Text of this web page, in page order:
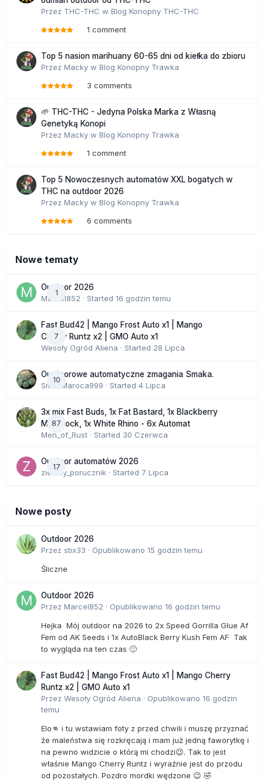
Przez THC-THC w Blog Konopny THC-THC
1 comment
Top 5 nasion marihuany 60-65 dni od kiełka do zbioru
Przez Macky w Blog Konopny Trawka
3 comments
🌱 THC-THC - Jedyna Polska Marka z Własną
Genetyką Konopi
Przez Macky w Blog Konopny Trawka
1 comment
Top 5 Nowoczesnych automatów XXL bogatych w
THC na outdoor 2026
Przez Macky w Blog Konopny Trawka
6 comments
Nowe tematy
1
Outdoor 2026
Marcel852 · Started 16 godzin temu
7
Fast Bud42 | Mango Frost Auto x1 | Mango
Cherry Runtz x2 | GMO Auto x1
Wesoły Ogród Aliena · Started 28 Lipca
10
Outdoorowe automatyczne zmagania Smaka.
SmakMaroca999 · Started 4 Lipca
87
3x mix Fast Buds, 1x Fat Bastard, 1x Blackberry
Moonrock, 1x White Rhino - 6x Automat
Men_of_Rust · Started 30 Czerwca
17
Outdoor automatów 2026
zielony_porucznik · Started 7 Lipca
Nowe posty
Outdoor 2026
Przez stix33 · Opublikowano 15 godzin temu
Śliczne
Outdoor 2026
Przez Marcel852 · Opublikowano 16 godzin temu
Hejka Mój outdoor na 2026 to 2x Speed Gorrilla Glue Af
Fem od AK Seeds i 1x AutoBlack Berry Kush Fem AF Tak
to wygląda na ten czas 🙂
Fast Bud42 | Mango Frost Auto x1 | Mango Cherry
Runtz x2 | GMO Auto x1
Przez Wesoły Ogród Aliena · Opublikowano 16 godzin
temu
Elo👊 i tu wstawiam foty z przed chwili i muszę przyznać
że maleństwa się rozkręcają i mam już jedną faworytkę i
na pewno widzicie o którą mi chodzi😉. Tak to jest
właśnie Mango Cherry Runtz i wyraźnie jest do przodu
od pozostałych. Pozdro mordki wędzone 😉 🤣